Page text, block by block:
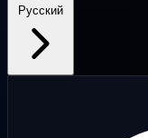
Русский